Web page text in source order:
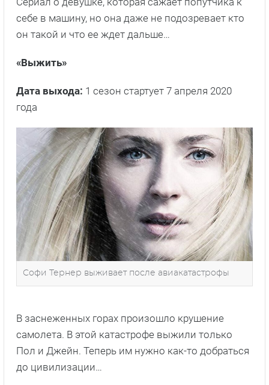
себе в машину, но она даже не подозревает кто
он такой и что ее ждет дальше…
«Выжить»
Дата выхода: 1 сезон стартует 7 апреля 2020
года
Софи Тернер выживает после авиакатастрофы
В заснеженных горах произошло крушение
самолета. В этой катастрофе выжили только
Пол и Джейн. Теперь им нужно как-то добраться
до цивилизации…